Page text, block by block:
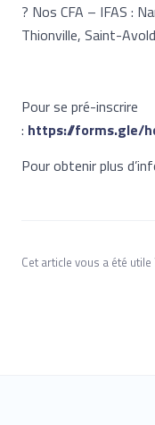
? Nos CFA – IFAS :
Thionville, Saint-
Pour se pré-inscrire
: https://forms.gle/
Pour obtenir plus
Cet article vous a été utile